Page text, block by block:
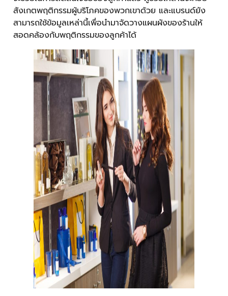
สังเกตพฤติกรรมผู้บริโภคของพวกเขาด้วย และแบรนด์ยัง
สามารถใช้ข้อมูลเหล่านี้เพื่อนำมาจัดวางแผนผังของร้านให้
สอดคล้องกับพฤติกรรมของลูกค้าได้